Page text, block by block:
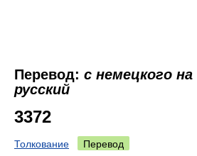
Перевод: с немецкого на
русский
3372
Толкование Перевод